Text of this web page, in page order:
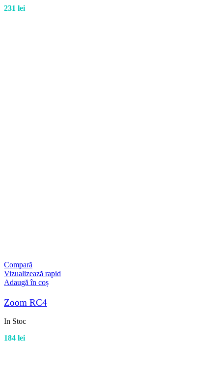
231 lei
Compară
Vizualizează rapid
Adaugă în coș
Zoom RC4
In Stoc
184 lei